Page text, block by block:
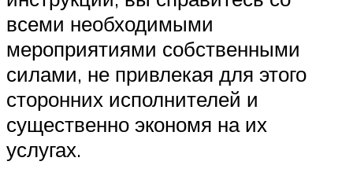
всеми необходимыми
мероприятиями собственными
силами, не привлекая для этого
сторонних исполнителей и
существенно экономя на их
услугах.